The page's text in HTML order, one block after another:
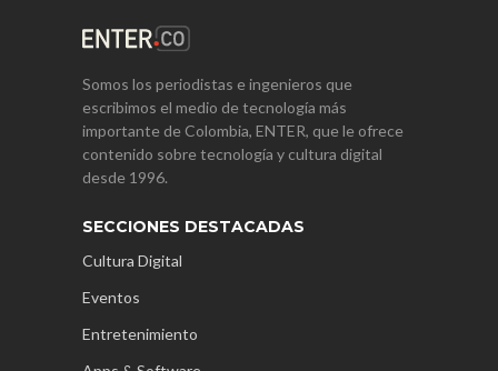
Somos los periodistas e ingenieros que
escribimos el medio de tecnología más
importante de Colombia, ENTER, que le ofrece
contenido sobre tecnología y cultura digital
desde 1996.
SECCIONES DESTACADAS
Cultura Digital
Eventos
Entretenimiento